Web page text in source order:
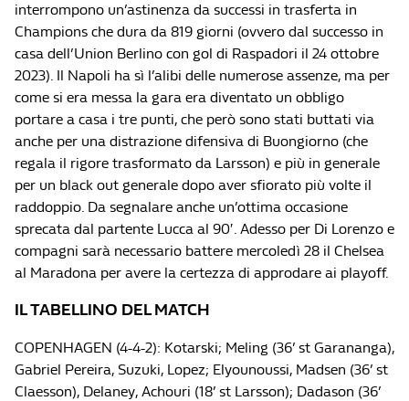
interrompono un’astinenza da successi in trasferta in
Champions che dura da 819 giorni (ovvero dal successo in
casa dell’Union Berlino con gol di Raspadori il 24 ottobre
2023). Il Napoli ha sì l’alibi delle numerose assenze, ma per
come si era messa la gara era diventato un obbligo
portare a casa i tre punti, che però sono stati buttati via
anche per una distrazione difensiva di Buongiorno (che
regala il rigore trasformato da Larsson) e più in generale
per un black out generale dopo aver sfiorato più volte il
raddoppio. Da segnalare anche un’ottima occasione
sprecata dal partente Lucca al 90′. Adesso per Di Lorenzo e
compagni sarà necessario battere mercoledì 28 il Chelsea
al Maradona per avere la certezza di approdare ai playoff.
IL TABELLINO DEL MATCH
COPENHAGEN (4-4-2): Kotarski; Meling (36’ st Garananga),
Gabriel Pereira, Suzuki, Lopez; Elyounoussi, Madsen (36’ st
Claesson), Delaney, Achouri (18’ st Larsson); Dadason (36’